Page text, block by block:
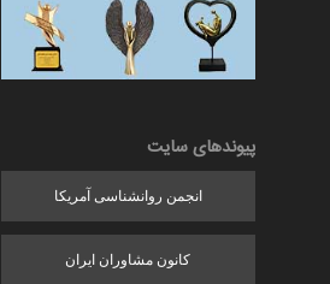
پیوندهای سایت
انجمن روانشناسی آمریکا
کانون مشاوران ایران